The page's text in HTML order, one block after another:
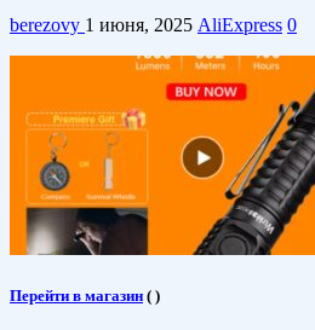
berezovy 1 июня, 2025 AliExpress 0
Перейти в магазин ( )